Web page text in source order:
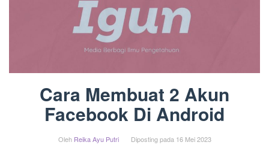
Cara Membuat 2 Akun
Facebook Di Android
Oleh Reika Ayu Putri Diposting pada 16 Mei 2023